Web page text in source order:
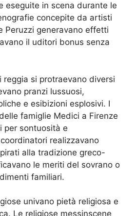
eseguite in scena durante le
concepite da artisti
Peruzzi generavano effetti
il uditori bonus senza
reggia si protraevano diversi
pranzi lussuosi,
e esibizioni esplosivi. I
famiglie Medici a Firenze
per sontuosità e
realizzavano
alla tradizione greco-
le meriti del sovrano o
familiari.
univano pietà religiosa e
Le religiose messinscene